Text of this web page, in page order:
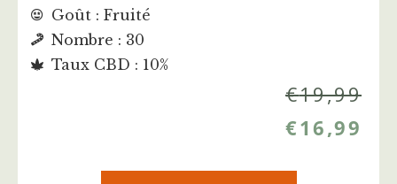
Goût : Fruité
Nombre : 30
Taux CBD : 10%
€19,99
€16,99